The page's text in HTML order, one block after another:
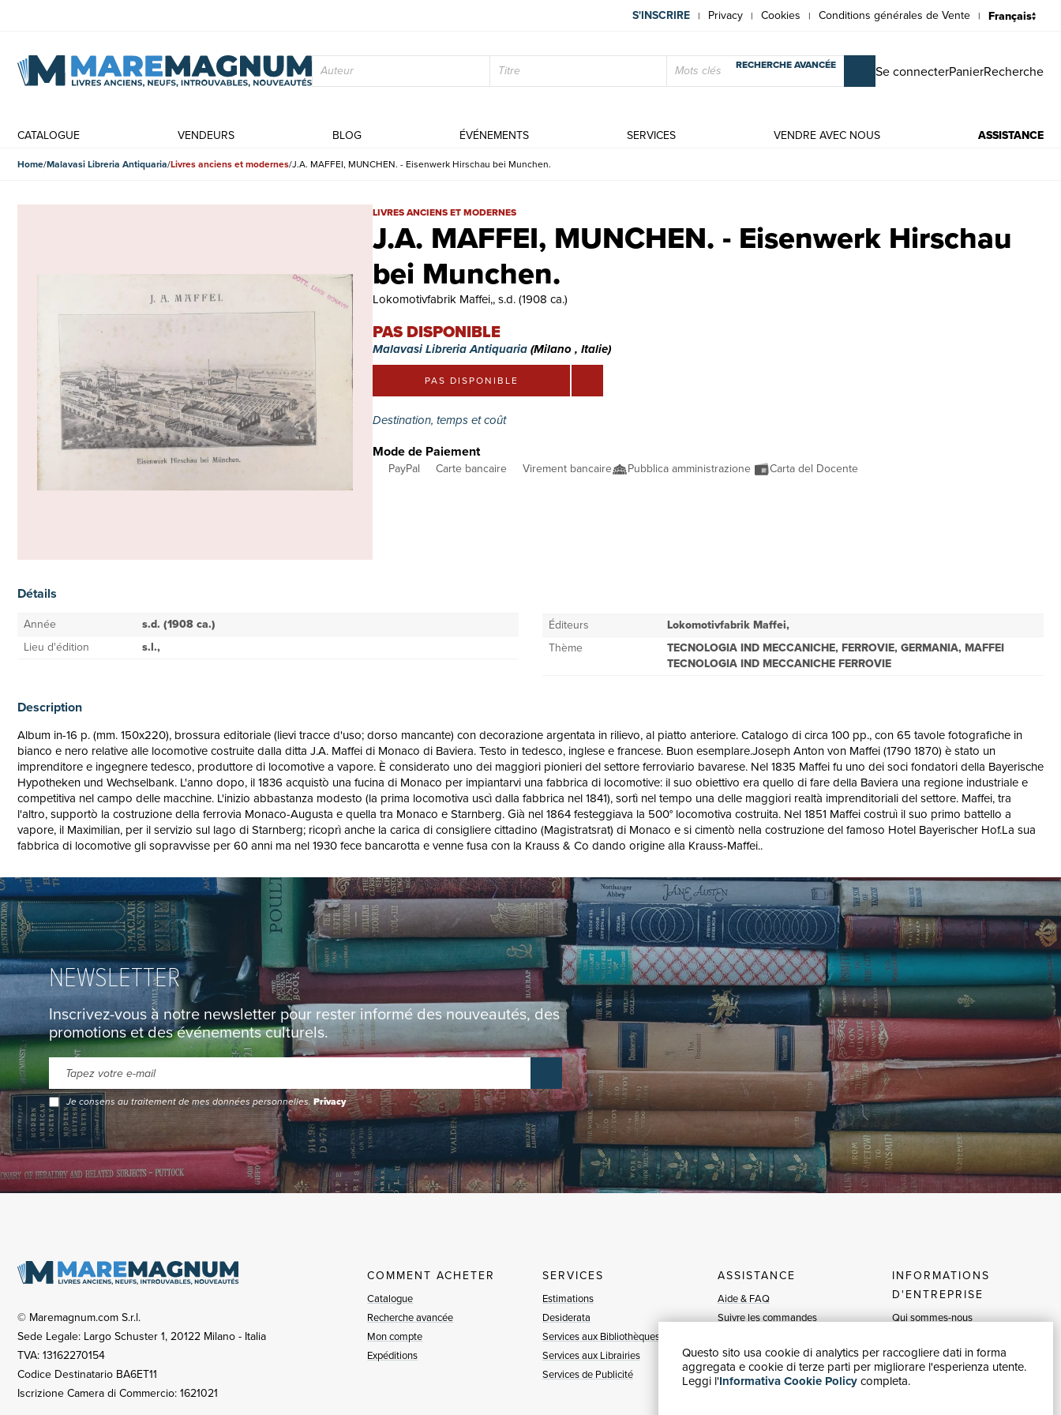
Questo sito usa cookie di analytics per raccogliere dati in forma
aggregata e cookie di terze parti per migliorare l'esperienza utente.
Leggi l'Informativa Cookie Policycompleta.
S'INSCRIRE | Privacy | Cookies | Conditions générales de Vente |
RECHERCHE AVANCÉE Se connecterPanierRecherche
CATALOGUE VENDEURS BLOG ÉVÉNEMENTS SERVICES VENDRE AVEC NOUS ASSISTANCE
Home Malavasi Libreria Antiquaria Livres anciens et modernes J.A. MAFFEI, MUNCHEN. - Eisenwerk Hirschau bei Munchen.
J.A. MAFFEI, MUNCHEN. - Eisenwerk Hirschau
bei Munchen.
J.A. MAFFEI, MUNCHEN. - Eisenwerk Hirschau bei Munchen. | Livres anciens et modernes |
LIVRES ANCIENS ET MODERNES
Lokomotivfabrik Maffei,, s.d. (1908 ca.)
PAS DISPONIBLE
Malavasi Libreria Antiquaria(Milano , Italie)
PAS DISPONIBLE
Destination, temps et coût
Mode de Paiement
PayPal Carte bancaire Virement bancaire Pubblica amministrazione Carta del Docente
Détails
Année
s.d. (1908 ca.)
Lieu d'édition
s.l.,
Éditeurs
Lokomotivfabrik Maffei,
Thème
TECNOLOGIA IND MECCANICHE, FERROVIE, GERMANIA, MAFFEI
TECNOLOGIA IND MECCANICHE FERROVIE
Description
Album in-16 p. (mm. 150x220), brossura editoriale (lievi tracce d'uso; dorso mancante) con decorazione argentata in rilievo, al piatto anteriore. Catalogo di circa 100 pp., con 65 tavole fotografiche in
bianco e nero relative alle locomotive costruite dalla ditta J.A. Maffei di Monaco di Baviera. Testo in tedesco, inglese e francese. Buon esemplare.Joseph Anton von Maffei (1790 1870) è stato un
imprenditore e ingegnere tedesco, produttore di locomotive a vapore. È considerato uno dei maggiori pionieri del settore ferroviario bavarese. Nel 1835 Maffei fu uno dei soci fondatori della Bayerische
Hypotheken und Wechselbank. L'anno dopo, il 1836 acquistò una fucina di Monaco per impiantarvi una fabbrica di locomotive: il suo obiettivo era quello di fare della Baviera una regione industriale e
competitiva nel campo delle macchine. L'inizio abbastanza modesto (la prima locomotiva uscì dalla fabbrica nel 1841), sortì nel tempo una delle maggiori realtà imprenditoriali del settore. Maffei, tra
l'altro, supportò la costruzione della ferrovia Monaco-Augusta e quella tra Monaco e Starnberg. Già nel 1864 festeggiava la 500° locomotiva costruita. Nel 1851 Maffei costruì il suo primo battello a
vapore, il Maximilian, per il servizio sul lago di Starnberg; ricoprì anche la carica di consigliere cittadino (Magistratsrat) di Monaco e si cimentò nella costruzione del famoso Hotel Bayerischer Hof.La sua
fabbrica di locomotive gli sopravvisse per 60 anni ma nel 1930 fece bancarotta e venne fusa con la Krauss & Co dando origine alla Krauss-Maffei..
NEWSLETTER
Inscrivez-vous à notre newsletter pour rester informé des nouveautés, des
promotions et des événements culturels.
Je consens au traitement de mes données personnelles.Privacy
© Maremagnum.com S.r.l.
Sede Legale: Largo Schuster 1, 20122 Milano - Italia
TVA: 13162270154
Codice Destinatario BA6ET11
Iscrizione Camera di Commercio: 1621021
COMMENT ACHETER
Catalogue
Recherche avancée
Mon compte
Expéditions
SERVICES
Estimations
Desiderata
Services aux Bibliothèques
Services aux Librairies
Services de Publicité
ASSISTANCE
Aide & FAQ
Suivre les commandes
Facturation
Carta del Docente / 18App
INFORMATIONS
D'ENTREPRISE
Qui sommes-nous
Vendeurs
Blog